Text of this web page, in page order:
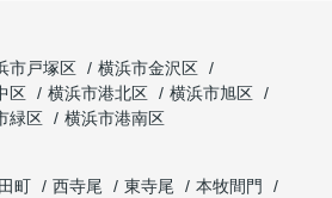
市戸塚区
横浜市金沢区
区 横浜市港北区
横浜市旭区
緑区
横浜市港南区
町 西寺尾 東寺尾
本牧間門